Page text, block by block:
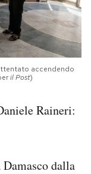
accendendo
il Post)
Raineri:
dalla